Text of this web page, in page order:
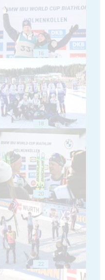
16
18
20
22